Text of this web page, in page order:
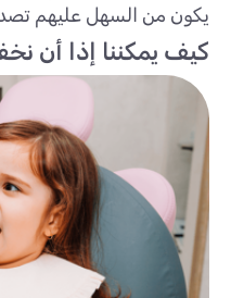
يكون من السهل عليهم
كيف يمكننا إذا أن